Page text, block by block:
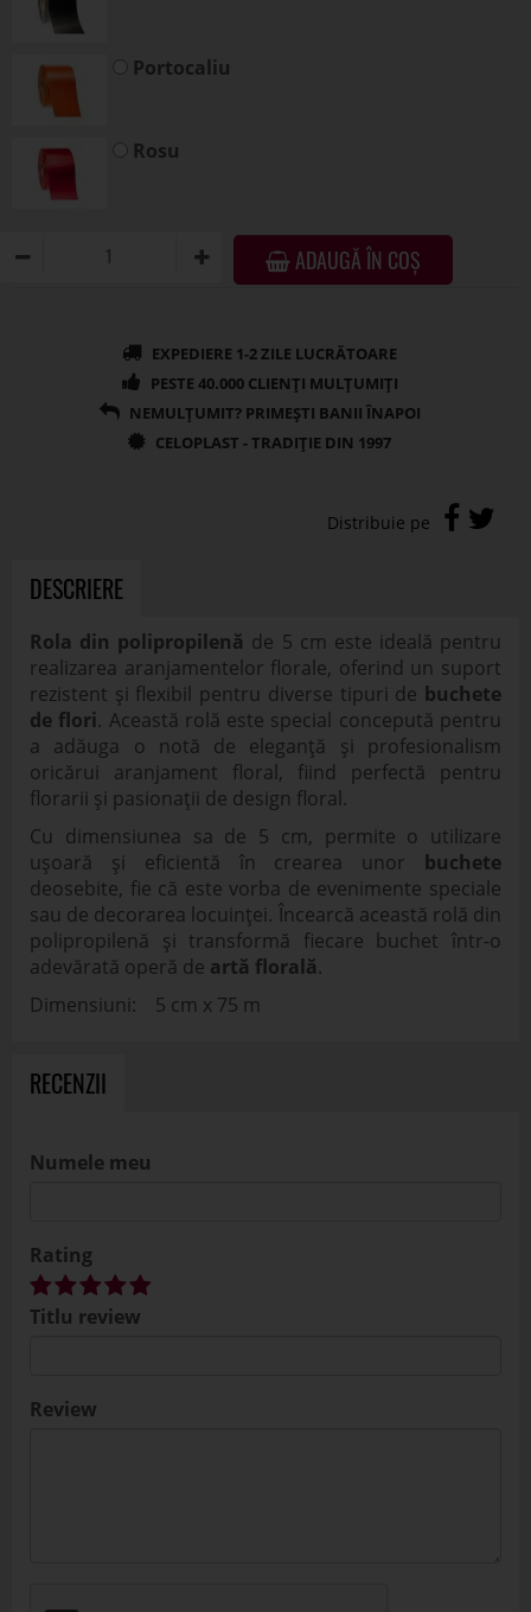
Portocaliu
Rosu
ADAUGĂ ÎN COȘ
DESCRIERE
Rola din polipropilenă de 5 cm este ideală pentru
realizarea aranjamentelor florale, oferind un suport
rezistent și flexibil pentru diverse tipuri de buchete
de flori. Această rolă este special concepută pentru
a adăuga o notă de eleganță și profesionalism
oricărui aranjament floral, fiind perfectă pentru
florarii și pasionații de design floral.
Cu dimensiunea sa de 5 cm, permite o utilizare
ușoară și eficientă în crearea unor buchete
deosebite, fie că este vorba de evenimente speciale
sau de decorarea locuinței. Încearcă această rolă din
polipropilenă și transformă fiecare buchet într-o
adevărată operă de artă florală.
Dimensiuni: 5 cm x 75 m
RECENZII
Numele meu
Rating
Titlu review
Review